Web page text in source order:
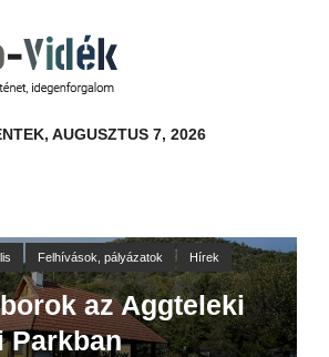
AUGUSZTUS 7, 2026
Felhívások, pályázatok Hírek
az Aggteleki
Parkban